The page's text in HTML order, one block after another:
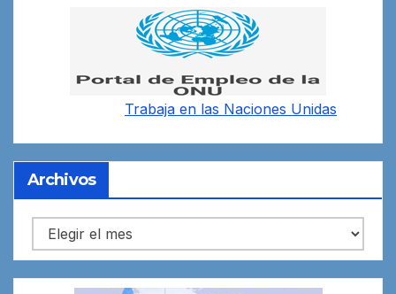
Trabaja en las Naciones Unidas
Archivos
Archivos